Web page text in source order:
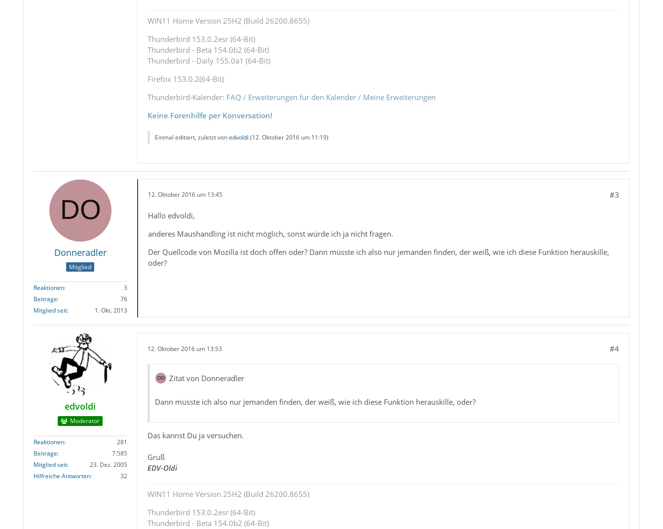
WIN11 Home Version 25H2 (Build 26200.8655)
Thunderbird 153.0.2esr (64-Bit)
Thunderbird - Beta 154.0b2 (64-Bit)
Thunderbird - Daily 155.0a1 (64-Bit)
Firefox 153.0.2(64-Bit)
Thunderbird-Kalender: FAQ / Erweiterungen für den Kalender/ Meine Erweiterungen
Keine Forenhilfe per Konversation!
Einmal editiert, zuletzt vonedvoldi (12. Oktober 2016 um 11:19)
Donneradler
Mitglied
Reaktionen
3
Beiträge
76
Mitglied seit
1. Okt. 2013
12. Oktober 2016 um 13:45 #3
Hallo edvoldi,
anderes Maushandling ist nicht möglich, sonst würde ich ja nicht fragen.
Der Quellcode von Mozilla ist doch offen oder? Dann müsste ich also nur jemanden finden, der weiß, wie ich diese Funktion herauskille,
oder?
edvoldi
Moderator
Reaktionen
281
Beiträge
7.585
Mitglied seit
23. Dez. 2005
Hilfreiche Antworten
32
12. Oktober 2016 um 13:53 #4
Zitat von Donneradler
Dann müsste ich also nur jemanden finden, der weiß, wie ich diese Funktion herauskille, oder?
Das kannst Du ja versuchen.
Gruß
EDV-Oldi
WIN11 Home Version 25H2 (Build 26200.8655)
Thunderbird 153.0.2esr (64-Bit)
Thunderbird - Beta 154.0b2 (64-Bit)